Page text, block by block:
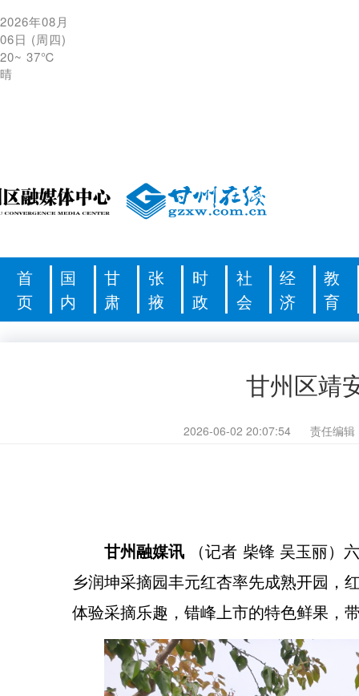
2026年08月
06日 (周四)
20~ 37℃
晴
首
页
国
内
甘
肃
张
掖
时
政
社
会
经
济
教
育
甘州区靖
2026-06-02 20:07:54 责任编辑
甘州融媒讯 （记者 柴锋 吴玉丽）
乡润坤采摘园丰元红杏率先成熟开园，
体验采摘乐趣，错峰上市的特色鲜果，